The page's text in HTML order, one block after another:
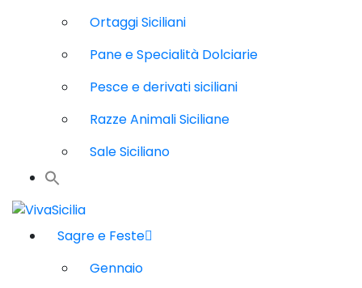
Ortaggi Siciliani
Pane e Specialità Dolciarie
Pesce e derivati siciliani
Razze Animali Siciliane
Sale Siciliano
Sagre e Feste
Gennaio